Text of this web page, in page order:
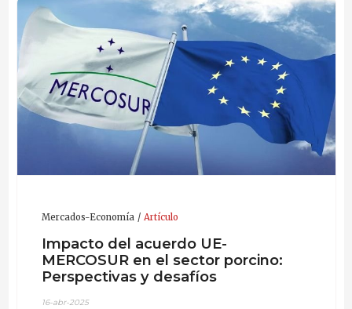
Mercados-Economía Artículo
Impacto del acuerdo UE-
MERCOSUR en el sector porcino:
Perspectivas y desafíos
16-abr-2025